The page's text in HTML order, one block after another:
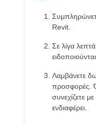
Revit.
Σε λίγα
Λαμβάνετε
προσφορές.
συνεχίζετε
ενδιαφέρει.